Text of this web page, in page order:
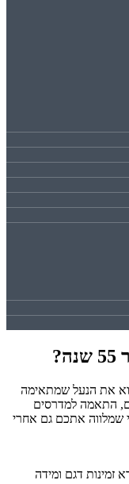
למצוא את הנעל שמתאימה
התאמה למדרסים
שמלווה אתכם גם אחרי
זמינות דגם ומידה